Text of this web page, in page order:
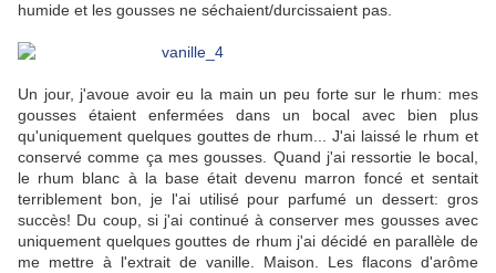
humide et les gousses ne séchaient/durcissaient pas.
Un jour, j'avoue avoir eu la main un peu forte sur le rhum: mes
gousses étaient enfermées dans un bocal avec bien plus
qu'uniquement quelques gouttes de rhum... J'ai laissé le rhum et
conservé comme ça mes gousses. Quand j'ai ressortie le bocal,
le rhum blanc à la base était devenu marron foncé et sentait
terriblement bon, je l'ai utilisé pour parfumé un dessert: gros
succès! Du coup, si j'ai continué à conserver mes gousses avec
uniquement quelques gouttes de rhum j'ai décidé en parallèle de
me mettre à l'extrait de vanille. Maison. Les flacons d'arôme